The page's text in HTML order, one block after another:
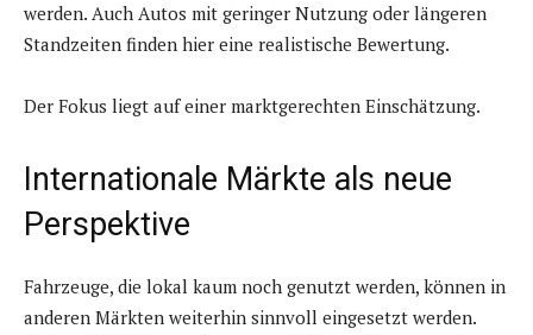
werden. Auch Autos mit geringer Nutzung oder längeren
Standzeiten finden hier eine realistische Bewertung.
Der Fokus liegt auf einer marktgerechten Einschätzung.
Internationale Märkte als neue
Perspektive
Fahrzeuge, die lokal kaum noch genutzt werden, können in
anderen Märkten weiterhin sinnvoll eingesetzt werden.